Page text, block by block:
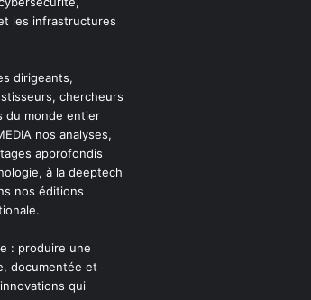
les infrastructures
dirigeants,
chercheurs
du monde entier
nos analyses,
approfondis
à la deeptech
nos éditions
: produire une
documentée et
qui